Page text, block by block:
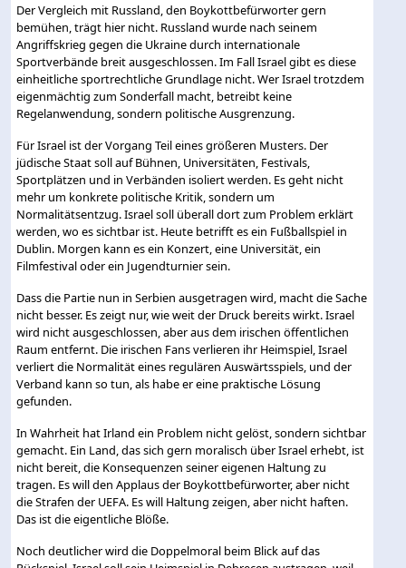
Der Vergleich mit Russland, den Boykottbefürworter gern
bemühen, trägt hier nicht. Russland wurde nach seinem
Angriffskrieg gegen die Ukraine durch internationale
Sportverbände breit ausgeschlossen. Im Fall Israel gibt es diese
einheitliche sportrechtliche Grundlage nicht. Wer Israel trotzdem
eigenmächtig zum Sonderfall macht, betreibt keine
Regelanwendung, sondern politische Ausgrenzung.
Für Israel ist der Vorgang Teil eines größeren Musters. Der
jüdische Staat soll auf Bühnen, Universitäten, Festivals,
Sportplätzen und in Verbänden isoliert werden. Es geht nicht
mehr um konkrete politische Kritik, sondern um
Normalitätsentzug. Israel soll überall dort zum Problem erklärt
werden, wo es sichtbar ist. Heute betrifft es ein Fußballspiel in
Dublin. Morgen kann es ein Konzert, eine Universität, ein
Filmfestival oder ein Jugendturnier sein.
Dass die Partie nun in Serbien ausgetragen wird, macht die Sache
nicht besser. Es zeigt nur, wie weit der Druck bereits wirkt. Israel
wird nicht ausgeschlossen, aber aus dem irischen öffentlichen
Raum entfernt. Die irischen Fans verlieren ihr Heimspiel, Israel
verliert die Normalität eines regulären Auswärtsspiels, und der
Verband kann so tun, als habe er eine praktische Lösung
gefunden.
In Wahrheit hat Irland ein Problem nicht gelöst, sondern sichtbar
gemacht. Ein Land, das sich gern moralisch über Israel erhebt, ist
nicht bereit, die Konsequenzen seiner eigenen Haltung zu
tragen. Es will den Applaus der Boykottbefürworter, aber nicht
die Strafen der UEFA. Es will Haltung zeigen, aber nicht haften.
Das ist die eigentliche Blöße.
Noch deutlicher wird die Doppelmoral beim Blick auf das